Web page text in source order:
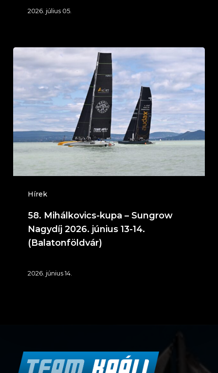
2026. július 05.
Hírek
58.
Mihálkovics-
kupa
–
Sungrow
Nagydíj
2026.
június
13-
(Balatonföldvár)
58. Mihálkovics-kupa – Sungrow
Nagydíj 2026. június 13-14.
(Balatonföldvár)
2026. június 14.